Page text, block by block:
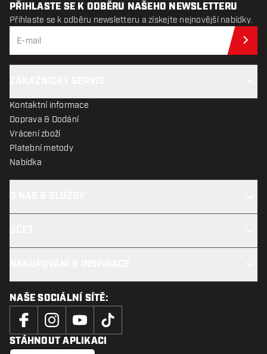
PŘIHLASTE SE K ODBĚRU NAŠEHO NEWSLETTERU
Přihlaste se k odběru newsletteru a získejte nejnovější nabídky.
Kontaktní informace
Doprava & Dodání
Vrácení zboží
Platební metody
Nabídka
NAŠE SOCIÁLNÍ SÍTĚ:
STÁHNOUT APLIKACI